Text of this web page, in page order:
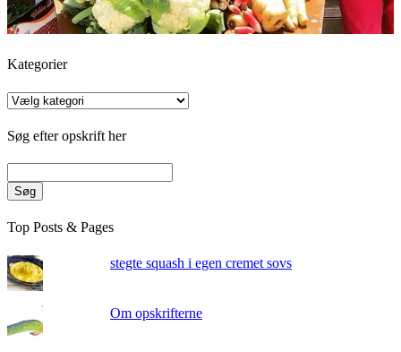
Kategorier
Kategorier
Søg efter opskrift her
Søg
Top Posts & Pages
stegte squash i egen cremet sovs
Om opskrifterne